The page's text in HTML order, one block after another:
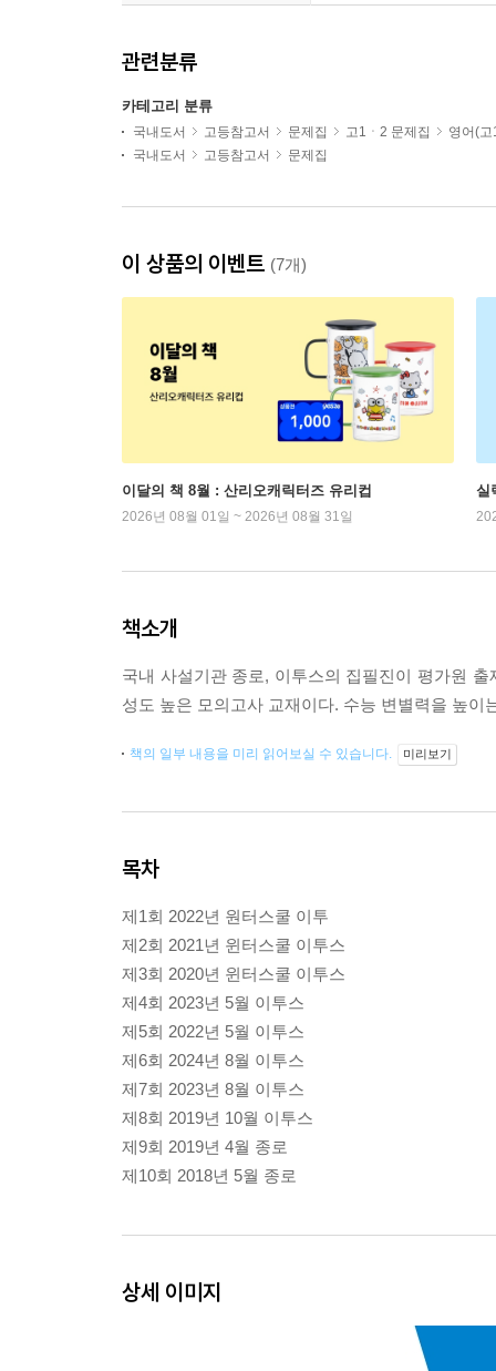
관련분류
카테고리 분류
국내도서 고등참고서 문제집 고1ㆍ2 문제집
영어(
국내도서
고등참고서 문제집
이 상품의 이벤트 (7개)
이달의 책 8월 : 산리오캐릭터즈 유리컵
2026년 08월 01일 ~ 2026년 08월 31일
실
책소개
국내 사설기관 종로, 이투스의 집필진이 평가원
성도 높은 모의고사 교재이다. 수능 변별력을 높이
책의 일부 내용을 미리 읽어보실 수 있습니다. 미리보기
목차
제1회 2022년 원터스쿨 이투
제2회 2021년 윈터스쿨 이투스
제3회 2020년 윈터스쿨 이투스
제4회 2023년 5월 이투스
제5회 2022년 5월 이투스
제6회 2024년 8월 이투스
제7회 2023년 8월 이투스
제8회 2019년 10월 이투스
제9회 2019년 4월 종로
제10회 2018년 5월 종로
상세 이미지